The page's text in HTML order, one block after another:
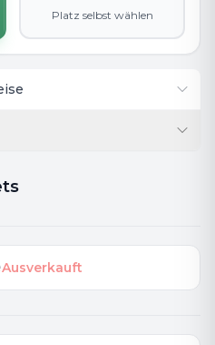
Platz selbst wählen
Ausverkauft